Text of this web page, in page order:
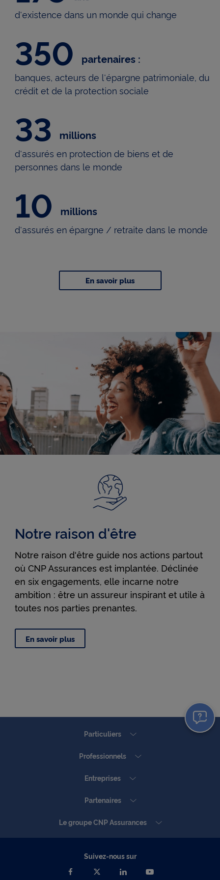
d'existence dans un monde qui change
350 partenaires :
banques, acteurs de l'épargne patrimoniale, du
crédit et de la protection sociale
33 millions
d'assurés en protection de biens et de
personnes dans le monde
10 millions
d'assurés en épargne / retraite dans le monde
En savoir plus
Notre raison d'être
Notre raison d'être guide nos actions partout
où CNP Assurances est implantée. Déclinée
en six engagements, elle incarne notre
ambition : être un assureur inspirant et utile à
toutes nos parties prenantes.
En savoir plus
Particuliers
Professionnels
Entreprises
Partenaires
Le groupe CNP Assurances
Suivez-nous sur
cnp.fr. X mesure l'interaction des utilisateurs avec
ces tweets et collecte des données qu'il peut
pouvez consulter notre
En cliquant sur « Continuer sans accepter » vous
indiquez votre refus et seuls les cookies nécessaires
au bon fonctionnement du Site et/ou à vous